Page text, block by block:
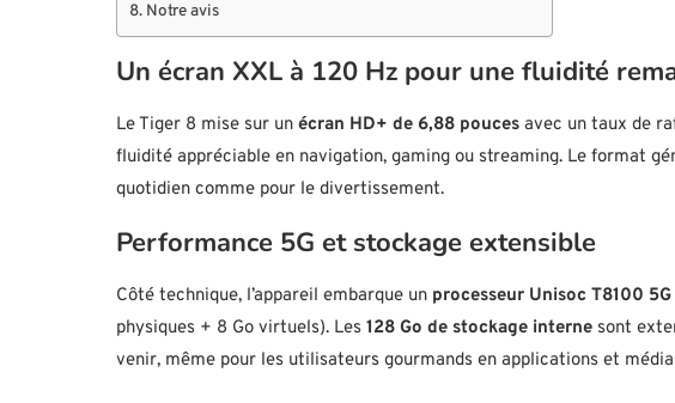
Notre avis
Un écran XXL à 120 Hz pour une fluidité
Le Tiger 8 mise sur un écran HD+ de 6,88 pouces avec un taux de
fluidité appréciable en navigation, gaming ou streaming. Le format
quotidien comme pour le divertissement.
Performance 5G et stockage extensible
Côté technique, l’appareil embarque un processeur Unisoc T8100
physiques + 8 Go virtuels). Les 128 Go de stockage interne sont
venir, même pour les utilisateurs gourmands en applications et